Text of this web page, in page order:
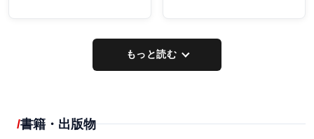
もっと読む
書籍・出版物